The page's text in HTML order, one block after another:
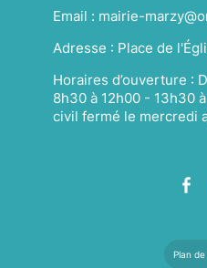
Email : mairie-
Adresse : Place de
Horaires d’ouverture :
8h30 à 12h00 - 13h30
civil fermé le mercredi
Plan